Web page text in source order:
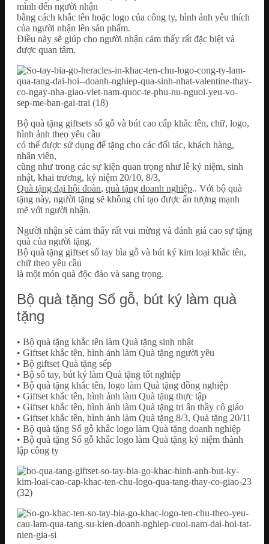
mình đến người nhận
bằng cách khắc tên hoặc logo của công ty, hình ảnh yêu thích
của người nhận lên sản phẩm.
Điều này sẽ giúp cho người nhận cảm thấy rất đặc biệt và
được quan tâm.
Bộ quà tặng giftsets sổ gỗ và bút cao cấp khắc tên, chữ, logo,
hình ảnh theo yêu cầu
có thể được sử dụng để tặng cho các đối tác, khách hàng,
nhân viên,
cũng như trong các sự kiện quan trọng như lễ kỷ niệm, sinh
nhật, khai trương, kỷ niệm 20/10, 8/3,
Quà tặng đại hội đoàn, quà tặng doanh nghiệp.. Với bộ quà
tặng này, người tặng sẽ không chỉ tạo được ấn tượng mạnh
mẽ với người nhận.
Người nhận sẽ cảm thấy rất vui mừng và đánh giá cao sự tặng
quà của người tặng.
Bộ quà tặng giftset sổ tay bìa gỗ và bút ký kim loại khắc tên,
chữ theo yêu cầu
là một món quà độc đáo và sang trọng.
Bộ quà tặng Sổ gỗ, bút ký làm quà
tặng
• Bộ quà tặng khắc tên làm Quà tặng sinh nhật
• Giftset khắc tên, hình ảnh làm Quà tặng người yêu
• Bộ giftset Quà tặng sếp
• Bộ sổ tay, bút ký làm Quà tặng tốt nghiệp
• Bộ quà tặng khắc tên, logo làm Quà tặng đồng nghiệp
• Giftset khắc tên, hình ảnh làm Quà tặng thực tập
• Giftset khắc tên, hình ảnh làm Quà tặng tri ân thầy cô giáo
• Giftset khắc tên, hình ảnh làm Quà tặng 8/3, Quà tặng 20/11
• Bộ quà tặng Sổ gỗ khắc logo làm Quà tặng doanh nghiệp
• Bộ quà tặng Sổ gỗ khắc logo làm Quà tặng kỷ niệm thành
lập công ty